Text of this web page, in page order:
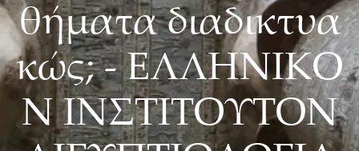
θήματα διαδικτυα
κώς; - ΕΛΛΗΝΙΚΟ
Ν ΙΝΣΤΙΤΟΥΤΟΝ